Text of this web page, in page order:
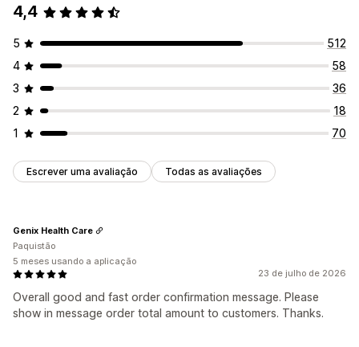
4,4
5
512
4
58
3
36
2
18
1
70
Escrever uma avaliação Todas as avaliações
23 de julho de 2026
Overall good and fast order confirmation message. Please
show in message order total amount to customers. Thanks.
Genix Health Care
Paquistão
5 meses usando a aplicação